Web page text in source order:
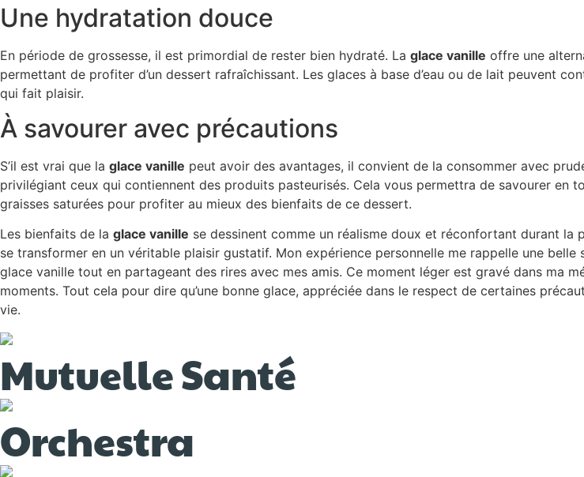
Une hydratation douce
En période de grossesse, il est primordial de rester bien hydraté. La glace vanille offre une
permettant de profiter d’un dessert rafraîchissant. Les glaces à base d’eau ou de lait peuvent
qui fait plaisir.
À savourer avec précautions
S’il est vrai que la glace vanille peut avoir des avantages, il convient de la consommer avec
privilégiant ceux qui contiennent des produits pasteurisés. Cela vous permettra de savourer en
graisses saturées pour profiter au mieux des bienfaits de ce dessert.
Les bienfaits de la glace vanille se dessinent comme un réalisme doux et réconfortant durant
se transformer en un véritable plaisir gustatif. Mon expérience personnelle me rappelle une belle
glace vanille tout en partageant des rires avec mes amis. Ce moment léger est gravé dans ma
moments. Tout cela pour dire qu’une bonne glace, appréciée dans le respect de certaines
vie.
Mutuelle Santé
Orchestra